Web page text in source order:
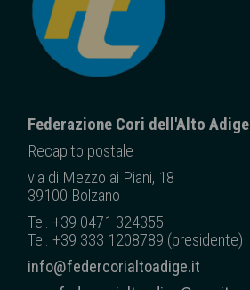
Federazione Cori dell'Alto Adige
Recapito postale
via di Mezzo ai Piani, 18
39100 Bolzano
Tel. +39 0471 324355
Tel. +39 333 1208789 (presidente)
info@federcorialtoadige.it